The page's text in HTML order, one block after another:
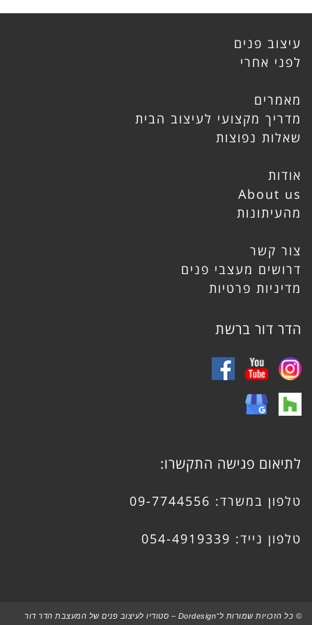
עיצוב פנים
לפני אחרי
מאמרים
מדריך מקצועי לעיצוב הבית
שאלות נפוצות
אודות
About us
מהעיתונות
צור קשר
דרושים מעצבי פנים
מדיניות פרטיות
הדר דור ברשת
לתיאום פגישה התקשרו:
טלפון במשרד: 09-7744556
טלפון נייד: 054-4919339
© כל הזכויות שמורות ל־Dordesign – סטודיו לעיצוב פנים של המעצבת הדר דור